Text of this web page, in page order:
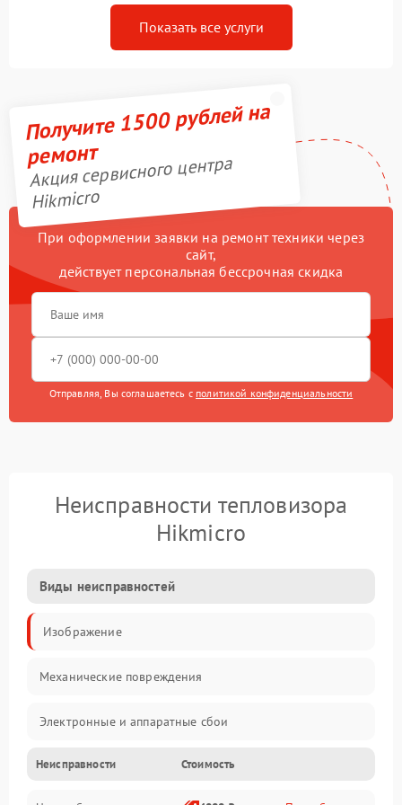
Показать все услуги
Получите 1500 рублей на
ремонт
Акция сервисного центра
Hikmicro
При оформлении заявки на ремонт техники через
сайт,
действует персональная бессрочная скидка
Отправляя, Вы соглашаетесь с политикой конфиденциальности
Неисправности тепловизора
Hikmicro
Виды неисправностей
Изображение
Механические повреждения
Электронные и аппаратные сбои
Неисправности сенсора и оптики
Неисправности Стоимость